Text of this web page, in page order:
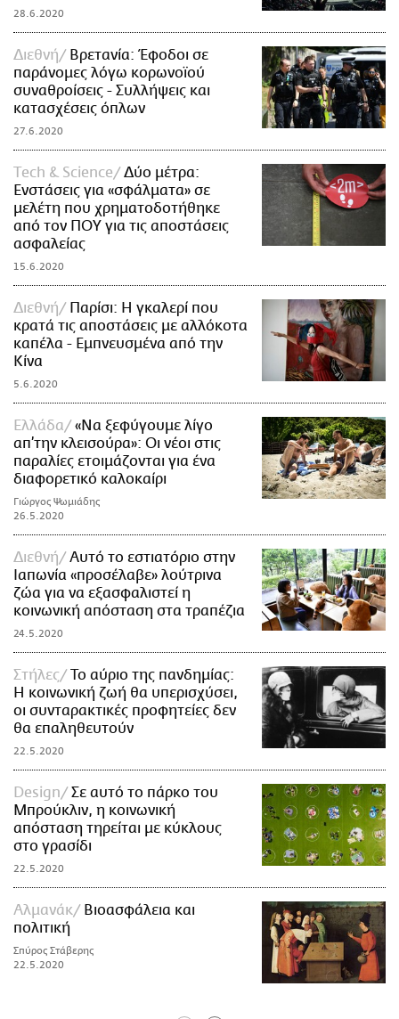
28.6.2020
Διεθνή
Βρετανία: Έφοδοι σε
παράνομες λόγω κορωνοϊού
συναθροίσεις - Συλλήψεις και
κατασχέσεις όπλων
27.6.2020
Τech & Science
Δύο μέτρα:
Ενστάσεις για «σφάλματα» σε
μελέτη που χρηματοδοτήθηκε
από τον ΠΟΥ για τις αποστάσεις
ασφαλείας
15.6.2020
Διεθνή
Παρίσι: Η γκαλερί που
κρατά τις αποστάσεις με αλλόκοτα
καπέλα - Εμπνευσμένα από την
Κίνα
5.6.2020
Ελλάδα
«Να ξεφύγουμε λίγο
απ’την κλεισούρα»: Οι νέοι στις
παραλίες ετοιμάζονται για ένα
διαφορετικό καλοκαίρι
Γιώργος Ψωμιάδης
26.5.2020
Διεθνή
Αυτό το εστιατόριο στην
Ιαπωνία «προσέλαβε» λούτρινα
ζώα για να εξασφαλιστεί η
κοινωνική απόσταση στα τραπέζια
24.5.2020
Στήλες
Το αύριο της πανδημίας:
Η κοινωνική ζωή θα υπερισχύσει,
οι συνταρακτικές προφητείες δεν
θα επαληθευτούν
22.5.2020
Design
Σε αυτό το πάρκο του
Μπρούκλιν, η κοινωνική
απόσταση τηρείται με κύκλους
στο γρασίδι
22.5.2020
Αλμανάκ
Βιοασφάλεια και
πολιτική
Σπύρος Στάβερης
22.5.2020